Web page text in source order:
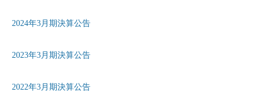
2024年3月期決算公告
2023年3月期決算公告
2022年3月期決算公告